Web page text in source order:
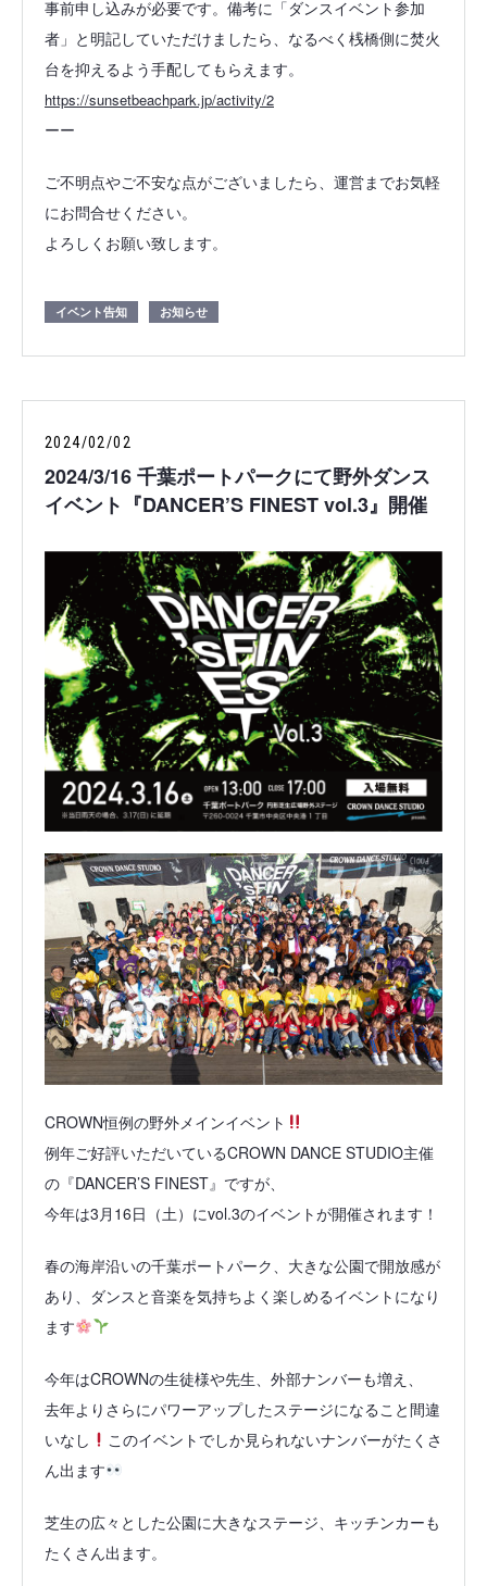
事前申し込みが必要です。備考に「ダンスイベント参加
者」と明記していただけましたら、なるべく桟橋側に焚火
台を抑えるよう手配してもらえます。
https://sunsetbeachpark.jp/activity/2
ーー
ご不明点やご不安な点がございましたら、運営までお気軽
にお問合せください。
よろしくお願い致します。
イベント告知 お知らせ
2024/02/02
2024/3/16 千葉ポートパークにて野外ダンス
イベント『DANCER’S FINEST vol.3』開催
CROWN恒例の野外メインイベント
例年ご好評いただいているCROWN DANCE STUDIO主催
の『DANCER’S FINEST』ですが、
今年は3月16日（土）にvol.3のイベントが開催されます！
春の海岸沿いの千葉ポートパーク、大きな公園で開放感が
あり、ダンスと音楽を気持ちよく楽しめるイベントになり
ます
今年はCROWNの生徒様や先生、外部ナンバーも増え、
去年よりさらにパワーアップしたステージになること間違
いなし
このイベントでしか見られないナンバーがたくさ
ん出ます
芝生の広々とした公園に大きなステージ、キッチンカーも
たくさん出ます。